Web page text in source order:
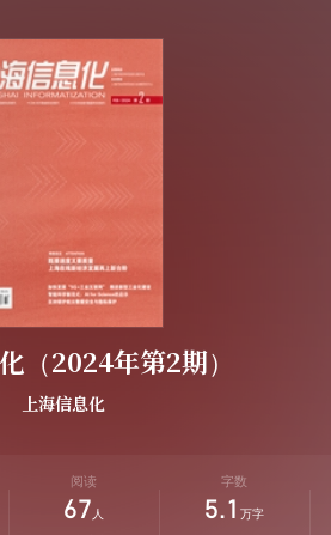
（2024年第2期）
上海信息化
阅读
67 人
字数
5.1 万字